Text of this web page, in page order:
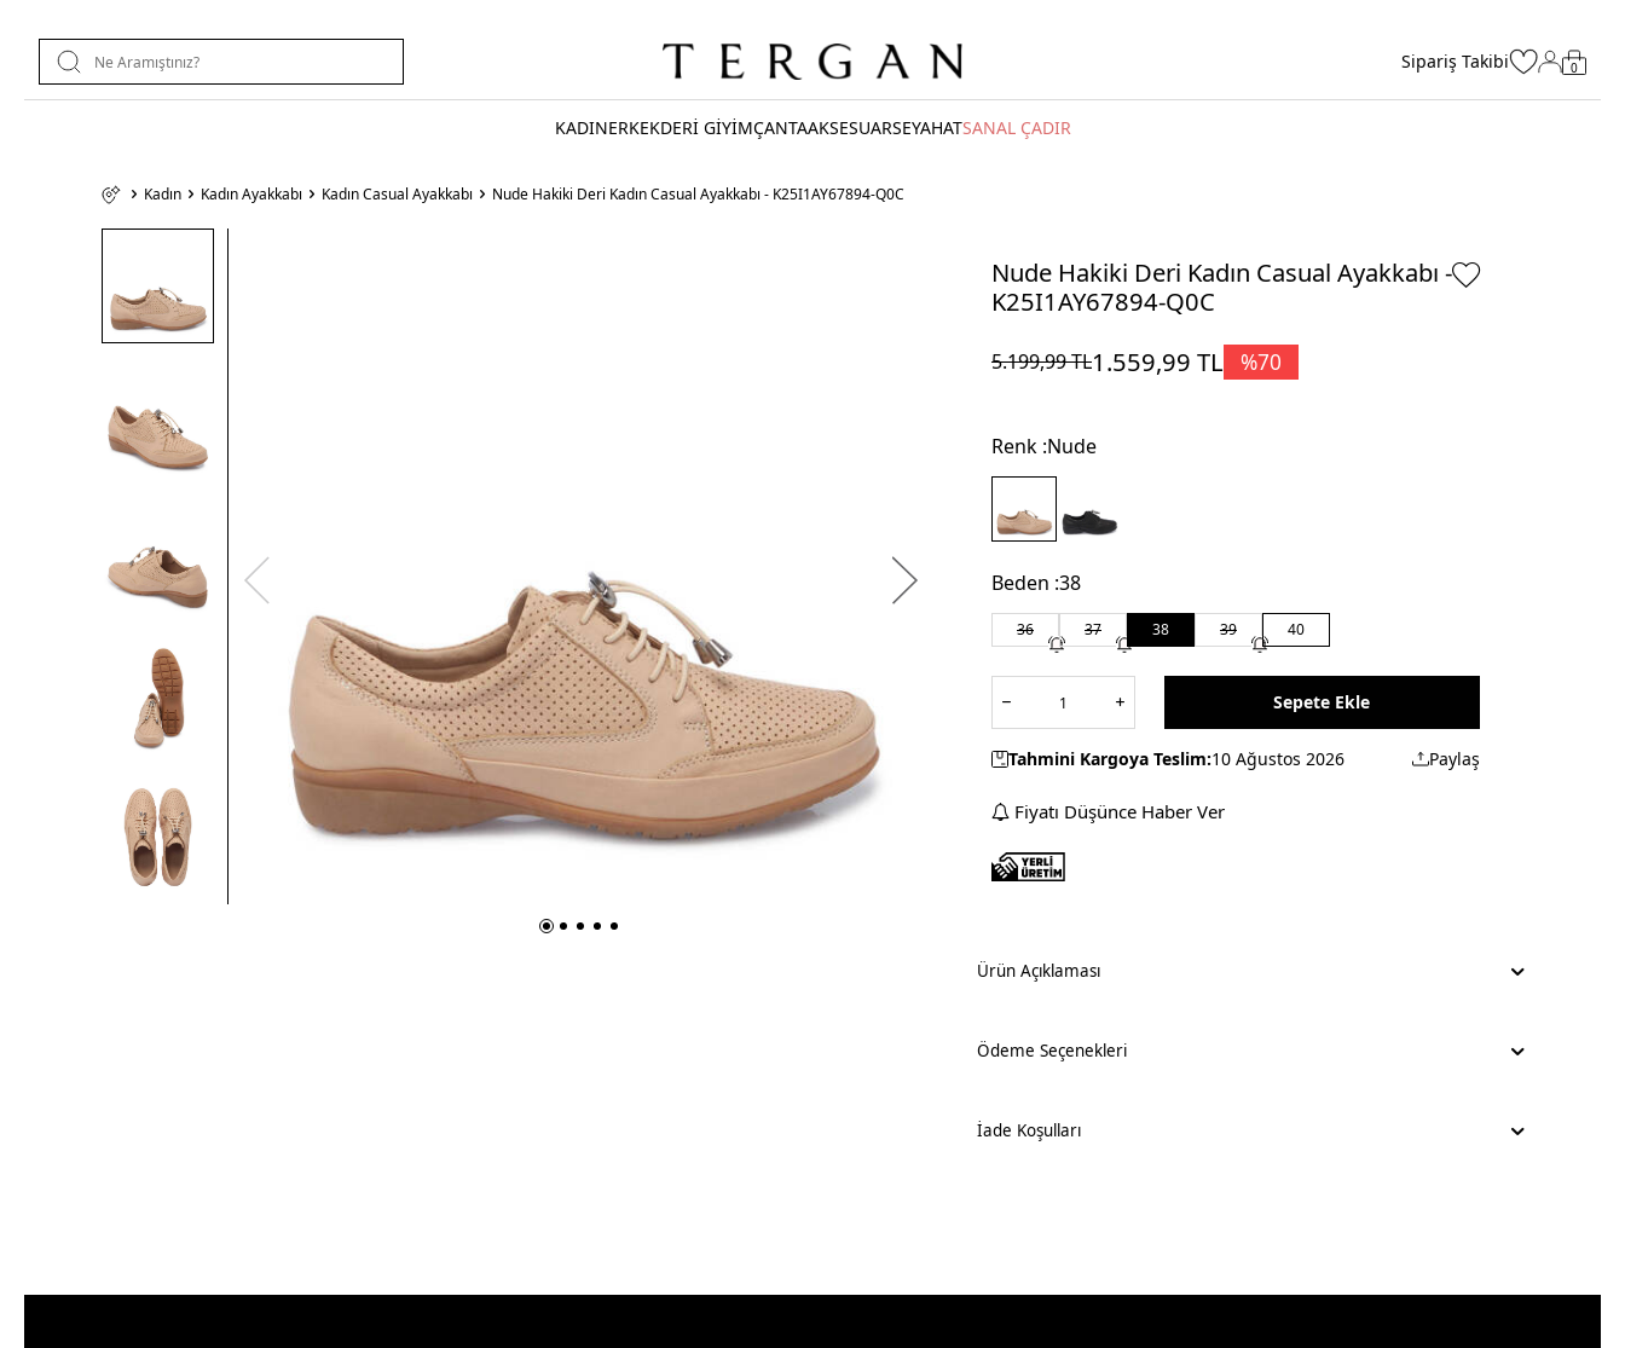
Sipariş Takibi 0
KADINERKEKDERİ GİYİMÇANTAAKSESUARSEYAHATSANAL ÇADIR
Kadın Kadın Ayakkabı Kadın Casual Ayakkabı Nude Hakiki Deri Kadın Casual Ayakkabı - K25I1AY67894-Q0C
Nude Hakiki Deri Kadın Casual Ayakkabı -
K25I1AY67894-Q0C
5.199,99TL1.559,99 TL %70
Renk :Nude
Beden :38
36 37 38 39 40
Sepete Ekle
Tahmini Kargoya Teslim:10 Ağustos 2026 Paylaş
Fiyatı Düşünce Haber Ver
Ürün Açıklaması
Ödeme Seçenekleri
İade Koşulları